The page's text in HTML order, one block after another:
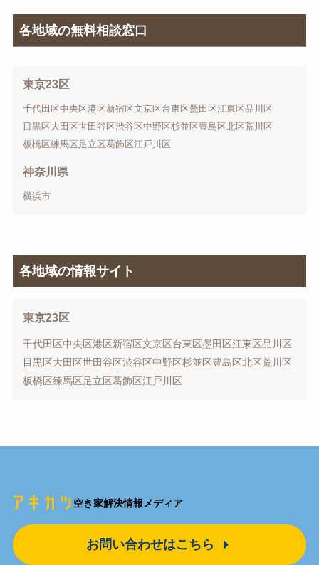
各地域の無料相談窓口
東京23区
千代田区中央区港区新宿区文京区台東区墨田区江東区品川区
目黒区大田区世田谷区渋谷区中野区杉並区豊島区北区荒川区
板橋区練馬区足立区葛飾区江戸川区
神奈川県
横浜市
各地域の情報サイト
東京23区
千代田区中央区港区新宿区文京区台東区墨田区江東区品川区
目黒区大田区世田谷区渋谷区中野区杉並区豊島区北区荒川区
板橋区練馬区足立区葛飾区江戸川区
空き家解決情報メディア
お問い合わせはこちら